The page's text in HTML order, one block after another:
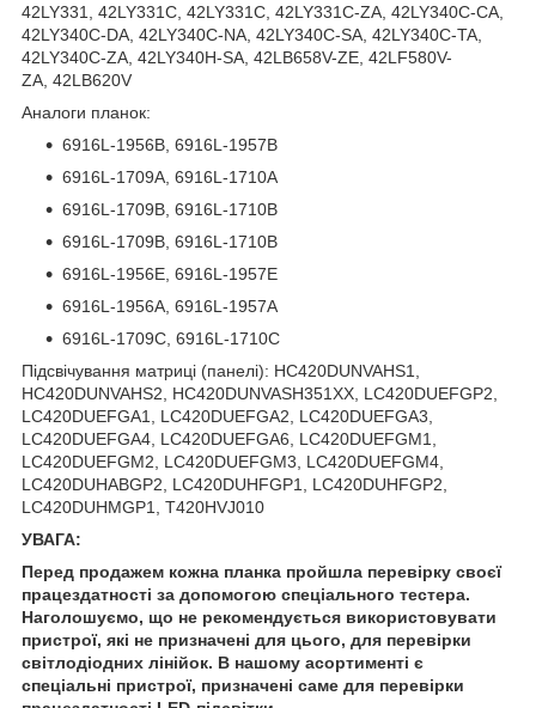
42LY331, 42LY331C, 42LY331C, 42LY331C-ZA, 42LY340C-CA,
42LY340C-DA, 42LY340C-NA, 42LY340C-SA, 42LY340C-TA,
42LY340C-ZA, 42LY340H-SA, 42LB658V-ZE, 42LF580V-
ZA, 42LB620V
Аналоги планок:
6916L-1956B, 6916L-1957B
6916L-1709A, 6916L-1710A
6916L-1709B, 6916L-1710B
6916L-1709B, 6916L-1710B
6916L-1956E, 6916L-1957E
6916L-1956A, 6916L-1957A
6916L-1709C, 6916L-1710C
Підсвічування матриці (панелі): HC420DUNVAHS1,
HC420DUNVAHS2, HC420DUNVASH351XX, LC420DUEFGP2,
LC420DUEFGA1, LC420DUEFGA2, LC420DUEFGA3,
LC420DUEFGA4, LC420DUEFGA6, LC420DUEFGM1,
LC420DUEFGM2, LC420DUEFGM3, LC420DUEFGM4,
LC420DUHABGP2, LC420DUHFGP1, LC420DUHFGP2,
LC420DUHMGP1, T420HVJ010
УВАГА:
Перед продажем кожна планка пройшла перевірку своєї
працездатності за допомогою спеціального тестера.
Наголошуємо, що не рекомендується використовувати
пристрої, які не призначені для цього, для перевірки
світлодіодних лінійок. В нашому асортименті є
спеціальні пристрої, призначені саме для перевірки